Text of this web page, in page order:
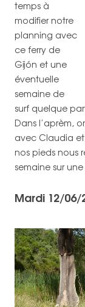
temps à
modifier notre
planning avec
ce ferry de
Gijón et une
éventuelle
semaine de
surf quelque
Dans l’aprèm,
avec Claudia et
nos pieds nous
semaine sur
Mardi 12/06/